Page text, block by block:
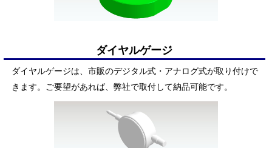
ダイヤルゲージ
ダイヤルゲージは、市販のデジタル式・アナログ式が取り付けで
きます。ご要望があれば、弊社で取付して納品可能です。